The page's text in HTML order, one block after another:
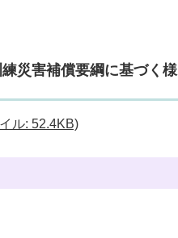
災害補償要綱に基づく様
ル: 52.4KB)